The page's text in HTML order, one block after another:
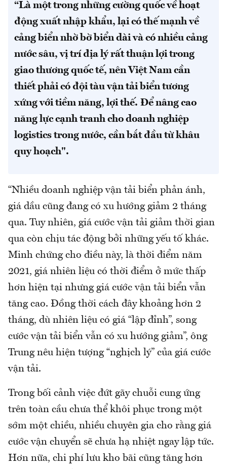
“Là một trong những cường quốc về hoạt
động xuất nhập khẩu, lại có thế mạnh về
cảng biển nhờ bờ biển dài và có nhiều cảng
nước sâu, vị trí địa lý rất thuận lợi trong
giao thương quốc tế, nên Việt Nam cần
thiết phải có đội tàu vận tải biển tương
xứng với tiềm năng, lợi thế. Để nâng cao
năng lực cạnh tranh cho doanh nghiệp
logistics trong nước, cần bắt đầu từ khâu
quy hoạch".
“Nhiều doanh nghiệp vận tải biển phản ánh,
giá dầu cũng đang có xu hướng giảm 2 tháng
qua. Tuy nhiên, giá cước vận tải giảm thời gian
qua còn chịu tác động bởi những yếu tố khác.
Minh chứng cho điều này, là thời điểm năm
2021, giá nhiên liệu có thời điểm ở mức thấp
hơn hiện tại nhưng giá cước vận tải biển vẫn
tăng cao. Đồng thời cách đây khoảng hơn 2
tháng, dù nhiên liệu có giá “lập đỉnh”, song
cước vận tải biển vẫn có xu hướng giảm”, ông
Trung nêu hiện tượng “nghịch lý” của giá cước
vận tải.
Trong bối cảnh việc đứt gãy chuỗi cung ứng
trên toàn cầu chưa thể khôi phục trong một
sớm một chiều, nhiều chuyên gia cho rằng giá
cước vận chuyển sẽ chưa hạ nhiệt ngay lập tức.
Hơn nữa, chi phí lưu kho bãi cũng tăng hơn